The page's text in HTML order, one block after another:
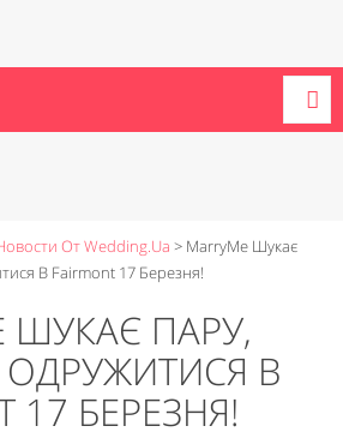
От Wedding.ua > MarryMe Шукає
В Fairmont 17 Березня!
ШУКАЄ ПАРУ,
ОДРУЖИТИСЯ В
17 БЕРЕЗНЯ!